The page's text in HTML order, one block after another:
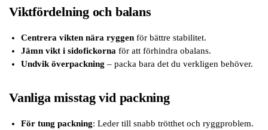
Viktfördelning och balans
Centrera vikten nära ryggen för bättre stabilitet.
Jämn vikt i sidofickorna för att förhindra obalans.
Undvik överpackning – packa bara det du verkligen behöver.
Vanliga misstag vid packning
För tung packning: Leder till snabb trötthet och ryggproblem.